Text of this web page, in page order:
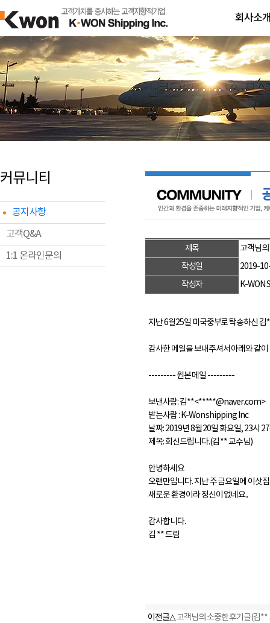
회사소
커뮤니티
공지사항
고객Q&A
1:1 온라인문의
제목
고객님
작성일
2019-
작성자
K-WON
지난 6월25일 미국중부로 탁송하신
감사한 메일을 보내주셔서 아래와 같
--------- 원본 메일 ---------
보낸사람: 김**<*****@naver.com>
받는사람 : K-Won shipping Inc
날짜: 2019년 8월 20일 화요일, 23시
제목: 회신드립니다.(김 ** 교수님)
안녕하세요
오랜만입니다. 지난 주 금요일에 이삿
새로운 환경이라 정신이 없네요..
감사합니다.
김 ** 드림
이전글△고객님의 소중한 후기글(김